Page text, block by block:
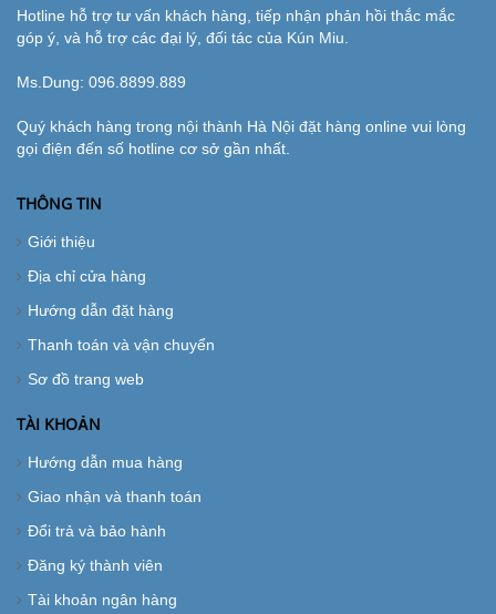
Hotline hỗ trợ tư vấn khách hàng, tiếp nhận phản hồi thắc mắc
góp ý, và hỗ trợ các đại lý, đối tác của Kún Miu.
Ms.Dung: 096.8899.889
Quý khách hàng trong nội thành Hà Nội đặt hàng online vui lòng
gọi điện đến số hotline cơ sở gần nhất.
THÔNG TIN
Giới thiệu
Địa chỉ cửa hàng
Hướng dẫn đặt hàng
Thanh toán và vận chuyển
Sơ đồ trang web
TÀI KHOẢN
Hướng dẫn mua hàng
Giao nhận và thanh toán
Đổi trả và bảo hành
Đăng ký thành viên
Tài khoản ngân hàng